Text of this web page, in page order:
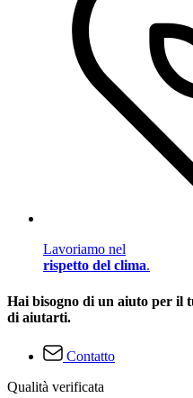
Lavoriamo nel
rispetto del clima.
Hai bisogno di un aiuto per il
di aiutarti.
Contatto
Qualità verificata